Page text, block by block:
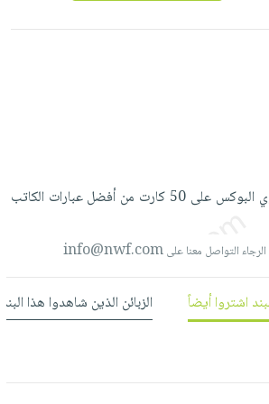
البوكسعلى 50 كارت منأفضلعبارات الكاتب
التواصل معنا علىinfo@nwf.com
اشتروا أيضاً الزبائن الذين شاهدوا هذا